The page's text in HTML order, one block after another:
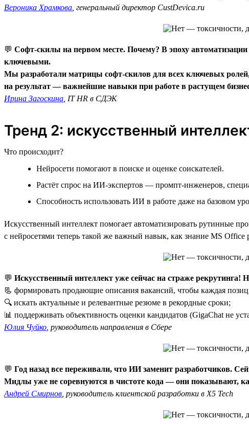
Вероника Храмкова , генеральный директор CustDevica.ru
💬 Софт-скилы на первом месте. Почему? В эпоху
ключевыми.
Мы разработали матрицы софт-скилов для всех ключевых
на результат — важнейшие навыки при работе в растущем
Ирина Загоскина , IT HR в СДЭК
Тренд 2: искусственный
Что происходит?
Нейросети помогают в поиске и оценке соискателей.
Растёт спрос на ИИ-экспертов — промпт-инженеров,
Способность использовать ИИ в работе даже на базовом
Искусственный интеллект помогает автоматизировать рутинные
с нейросетями теперь такой же важный навык, как знание MS Office
💬 Искусственный интеллект уже сейчас на страже
📃 формировать продающие описания вакансий, чтобы каждая
🔍 искать актуальные и релевантные резюме в рекордные сроки;
📊 поддерживать объективность оценки кандидатов (GigaChat не
Юлия Чуйко , руководитель направления в Сбере
💬 Год назад все переживали, что ИИ заменит разработчиков.
Мидлы уже не соревнуются в чистоте кода — они показывают,
Андрей Смирнов , руководитель клиентской разработки в X5 Tech